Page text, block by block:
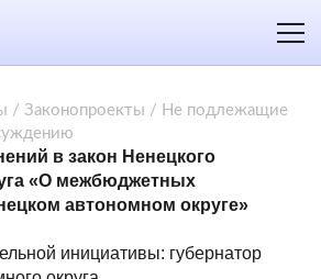
/ Законопроекты / Не подлежащие
в закон Ненецкого
«О межбюджетных
автономном округе»
инициативы: губернатор